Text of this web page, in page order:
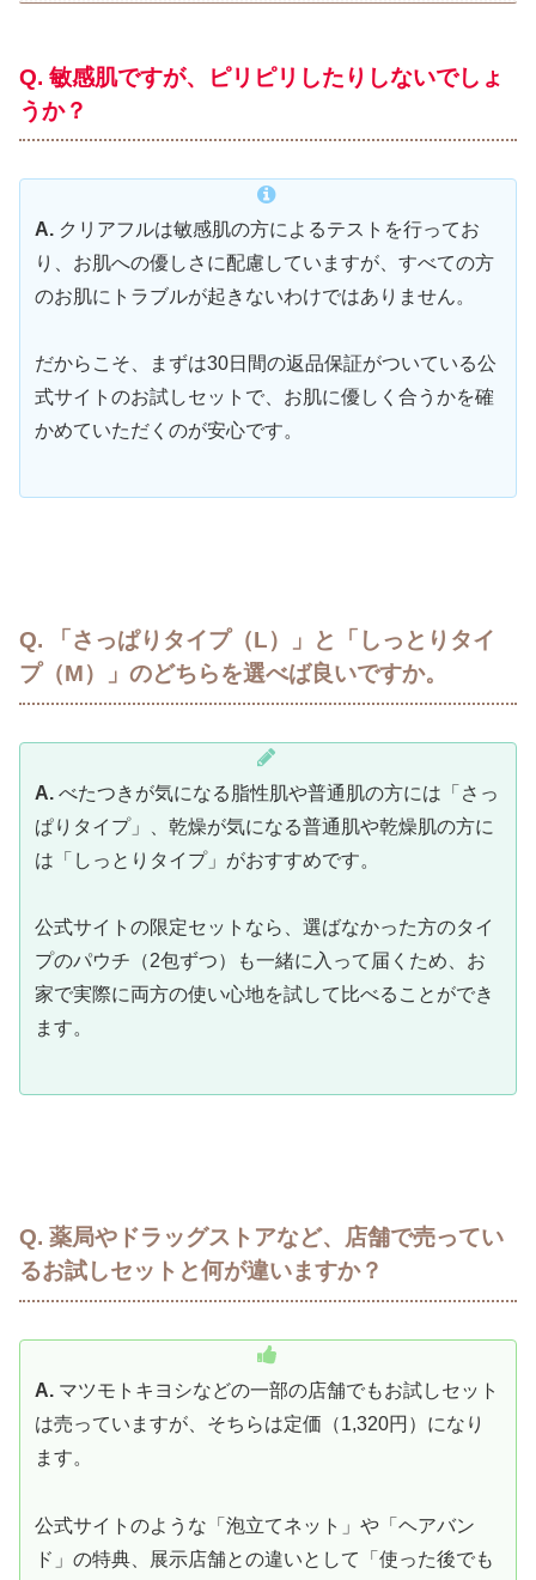
Q. 敏感肌ですが、ピリピリしたりしないでしょ
うか？
A. クリアフルは敏感肌の方によるテストを行ってお
り、お肌への優しさに配慮していますが、すべての方
のお肌にトラブルが起きないわけではありません。
だからこそ、まずは30日間の返品保証がついている公
式サイトのお試しセットで、お肌に優しく合うかを確
かめていただくのが安心です。
Q. 「さっぱりタイプ（L）」と「しっとりタイ
プ（M）」のどちらを選べば良いですか。
A. べたつきが気になる脂性肌や普通肌の方には「さっ
ぱりタイプ」、乾燥が気になる普通肌や乾燥肌の方に
は「しっとりタイプ」がおすすめです。
公式サイトの限定セットなら、選ばなかった方のタイ
プのパウチ（2包ずつ）も一緒に入って届くため、お
家で実際に両方の使い心地を試して比べることができ
ます。
Q. 薬局やドラッグストアなど、店舗で売ってい
るお試しセットと何が違いますか？
A. マツモトキヨシなどの一部の店舗でもお試しセット
は売っていますが、そちらは定価（1,320円）になり
ます。
公式サイトのような「泡立てネット」や「ヘアバン
ド」の特典、展示店舗との違いとして「使った後でも